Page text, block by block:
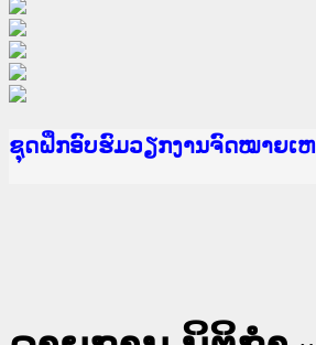
Ministry of Justice Lao PDR
ເຜີຍແຜ່ວັບໄຊຈົດໝາຍເຫດທາງ
ກະຊວງຍຸຕິທຳ
ຊຸດຝຶກອົບຮົມວຽກງານຈົດໝາຍເ
ກອງປະຊຸມທົບທວນຄືນການຈັດຕັ້ງ
ຝຶກອົບຮົມ ຜູ່ປະສານງານວຽກງາ
ຝຶກອົບຮົມ ຜູ່ປະສານງານວຽກງາ
ເຜີຍແຜ່ແອັບກົດໝາຍລາວ ແລະ
ເຜີຍແຜ່ແອັບກົດໝາຍລາວ ແລະ
ຍົກລະດັບວຽກງານຈົດໝາຍເຫດ
ຊຸດຝຶກອົບຮົມວຽກງານຈົດໝາຍເຫ